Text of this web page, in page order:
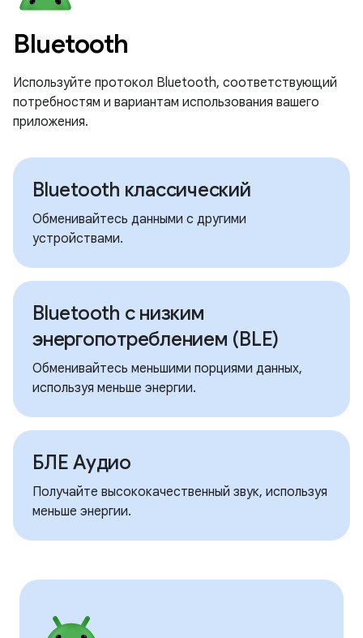
Bluetooth
Используйте протокол Bluetooth, соответствующий
потребностям и вариантам использования вашего
приложения.
Bluetooth классический
Обменивайтесь данными с другими
устройствами.
Bluetooth с низким
энергопотреблением (BLE)
Обменивайтесь меньшими порциями данных,
используя меньше энергии.
БЛЕ Аудио
Получайте высококачественный звук, используя
меньше энергии.